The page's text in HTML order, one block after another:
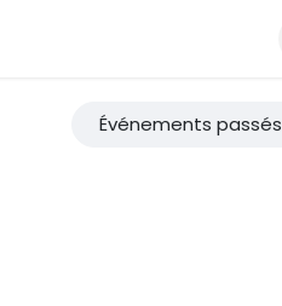
Événements passés